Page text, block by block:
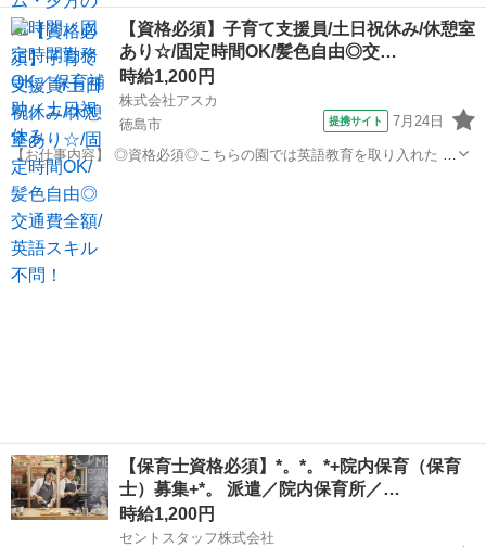
で約１６名（パート含む） の保育士で保育しています 園児数が各クラ
ス５～１５名でゆったりしています （ 仕事内容 ） ・登園・降園の
対応 ・日々の保育...
徳島 鳴門市 板東駅 保育士
【資格必須】子育て支援員/土日祝休み/休憩室
あり☆/固定時間OK/髪色自由◎交…
時給1,200円
株式会社アスカ
徳島市
提携サイト 7月24日
【お仕事内容】 ◎資格必須◎こちらの園では英語教育を取り入れた 保
育を行っております◎ だからと言って ★英語スキルは一切不問です★
英語教育を導入したカリキュラムや 朝の会・帰りの会は外国人の英語
教師が 担当いたします...
徳島 徳島市
【保育士資格必須】*。*。*+院内保育（保育
士）募集+*。 派遣／院内保育所／…
時給1,200円
セントスタッフ株式会社